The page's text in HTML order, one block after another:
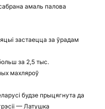
амаль палова
застаецца за ўрадам
за 2,5 тыс.
махляроў
будзе прыцягнута да
— Латушка